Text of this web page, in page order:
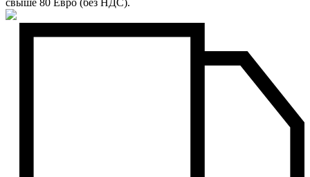
свыше 80 Евро (без НДС).